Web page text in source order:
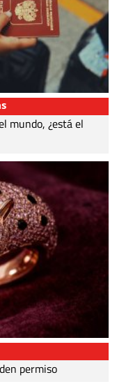
mundo, ¿está el
permiso